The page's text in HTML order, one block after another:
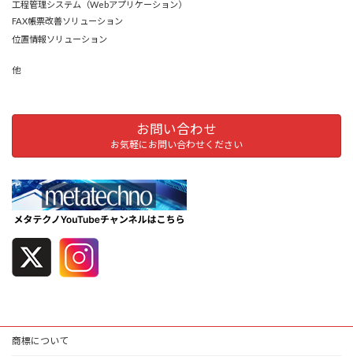
工程管理システム（Webアプリケーション）
FAX帳票改善ソリューション
位置情報ソリューション
他
お問い合わせ
お気軽にお問い合わせください
商標について